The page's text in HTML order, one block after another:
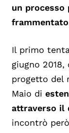
un processo
frammentato
Il primo
giugno
progetto del
Maio di
attraverso il
incontrò però